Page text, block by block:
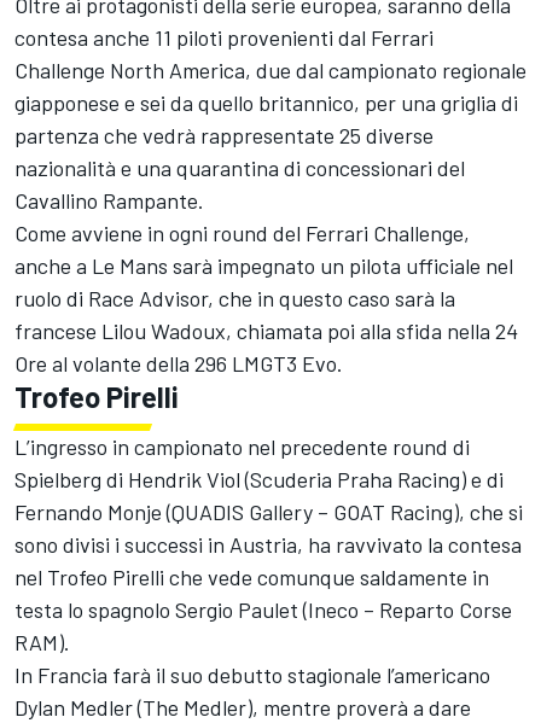
contesa anche 11 piloti provenienti dal Ferrari
Challenge North America, due dal campionato regionale
giapponese e sei da quello britannico, per una griglia di
partenza che vedrà rappresentate 25 diverse
nazionalità e una quarantina di concessionari del
Cavallino Rampante.
Come avviene in ogni round del Ferrari Challenge,
anche a Le Mans sarà impegnato un pilota ufficiale nel
ruolo di Race Advisor, che in questo caso sarà la
francese Lilou Wadoux, chiamata poi alla sfida nella 24
Ore al volante della 296 LMGT3 Evo.
Trofeo Pirelli
L’ingresso in campionato nel precedente round di
Spielberg di Hendrik Viol (Scuderia Praha Racing) e di
Fernando Monje (QUADIS Gallery – GOAT Racing), che si
sono divisi i successi in Austria, ha ravvivato la contesa
nel Trofeo Pirelli che vede comunque saldamente in
testa lo spagnolo Sergio Paulet (Ineco – Reparto Corse
RAM).
In Francia farà il suo debutto stagionale l’americano
Dylan Medler (The Medler), mentre proverà a dare